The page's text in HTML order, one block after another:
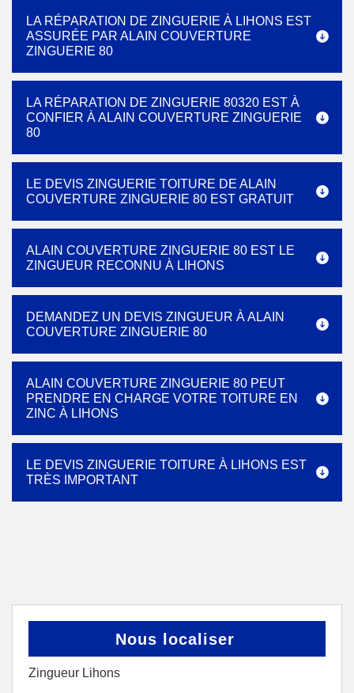
LA RÉPARATION DE ZINGUERIE À LIHONS EST
ASSURÉE PAR ALAIN COUVERTURE
ZINGUERIE 80
LA RÉPARATION DE ZINGUERIE 80320 EST À
CONFIER À ALAIN COUVERTURE ZINGUERIE
80
LE DEVIS ZINGUERIE TOITURE DE ALAIN
COUVERTURE ZINGUERIE 80 EST GRATUIT
ALAIN COUVERTURE ZINGUERIE 80 EST LE
ZINGUEUR RECONNU À LIHONS
DEMANDEZ UN DEVIS ZINGUEUR À ALAIN
COUVERTURE ZINGUERIE 80
ALAIN COUVERTURE ZINGUERIE 80 PEUT
PRENDRE EN CHARGE VOTRE TOITURE EN
ZINC À LIHONS
LE DEVIS ZINGUERIE TOITURE À LIHONS EST
TRÈS IMPORTANT
Nous localiser
Zingueur Lihons